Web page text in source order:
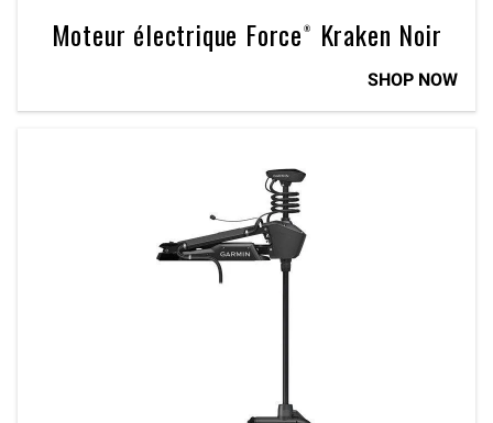
Moteur électrique Force® Kraken Noir
SHOP NOW